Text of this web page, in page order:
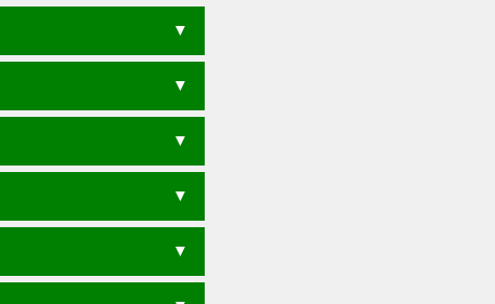
RIGOLTEN
RIGOLEN RIGOLET